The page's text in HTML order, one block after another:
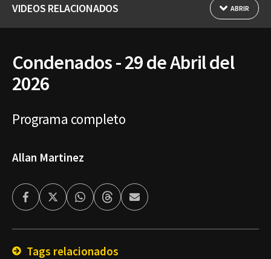
VIDEOS RELACIONADOS ABRIR
Condenados - 29 de Abril del
2026
Programa completo
Allan Martinez
FacebookTwitterWhatsappThreadsEnviar
por
Tags relacionados